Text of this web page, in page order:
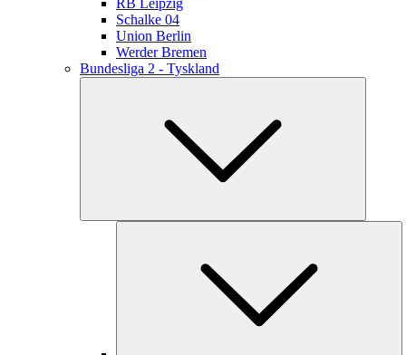
RB Leipzig
Schalke 04
Union Berlin
Werder Bremen
Bundesliga 2 - Tyskland